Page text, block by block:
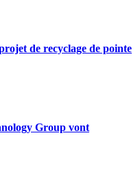
de recyclage de pointe
Group vont